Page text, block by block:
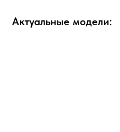
Актуальные модели: